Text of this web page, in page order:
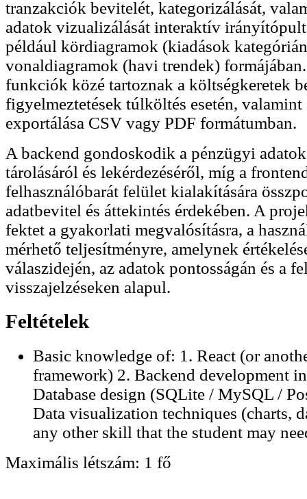
tranzakciók bevitelét, kategorizálását,
adatok vizualizálását interaktív
például kördiagramok (kiadások
vonaldiagramok (havi trendek)
funkciók közé tartoznak a költségkeretek
figyelmeztetések túlköltés esetén, valamint
exportálása CSV vagy PDF formátumban.
A backend gondoskodik a pénzügyi
tárolásáról és lekérdezéséről, míg a
felhasználóbarát felület kialakítására
adatbevitel és áttekintés érdekében. A
fektet a gyakorlati megvalósításra, a
mérhető teljesítményre, amelynek
válaszidején, az adatok pontosságán és a
visszajelzéseken alapul.
Feltételek
Basic knowledge of: 1. React (or
framework) 2. Backend development
Database design (SQLite / MySQL /
Data visualization techniques (charts,
any other skill that the student may
Maximális létszám: 1 fő